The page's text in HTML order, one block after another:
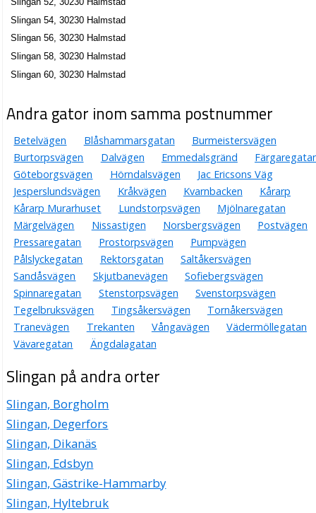
Slingan 54, 30230 Halmstad
Slingan 56, 30230 Halmstad
Slingan 58, 30230 Halmstad
Slingan 60, 30230 Halmstad
Andra gator inom samma postnummer
Betelvägen Blåshammarsgatan
Burmeistersvägen
Burtorpsvägen
Dalvägen Emmedalsgränd
Göteborgsvägen
Hörndalsvägen
Jac Ericsons Väg
Jesperslundsvägen
Kråkvägen Kvarnbacken
Kårarp
Kårarp Murarhuset
Lundstorpsvägen
Mjölnaregatan
Märgelvägen
Nissastigen Norsbergsvägen
Postvägen
Pressaregatan
Prostorpsvägen
Pumpvägen
Pålslyckegatan
Rektorsgatan
Saltåkersvägen
Sandåsvägen
Skjutbanevägen
Sofiebergsvägen
Spinnaregatan
Stenstorpsvägen
Svenstorpsvägen
Tegelbruksvägen
Tingsåkersvägen
Tornåkersvägen
Tranevägen
Trekanten Vångavägen
Vädermöllegatan
Vävaregatan
Ängdalagatan
Slingan på andra orter
Slingan, Borgholm
Slingan, Degerfors
Slingan, Dikanäs
Slingan, Edsbyn
Slingan, Gästrike-Hammarby
Slingan, Hyltebruk